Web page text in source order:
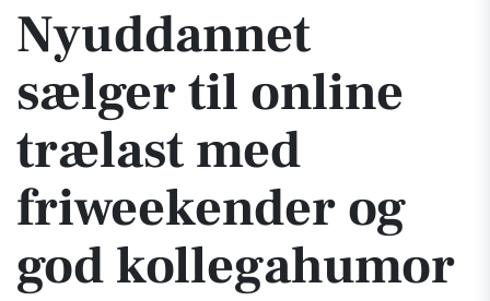
Nyuddannet
sælger til online
trælast med
friweekender og
god kollegahumor